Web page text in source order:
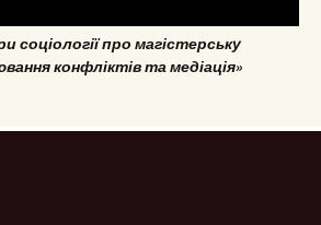
соціології про магістерську
конфліктів та медіація»